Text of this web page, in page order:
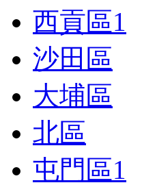
西貢區1
沙田區
大埔區
北區
屯門區1